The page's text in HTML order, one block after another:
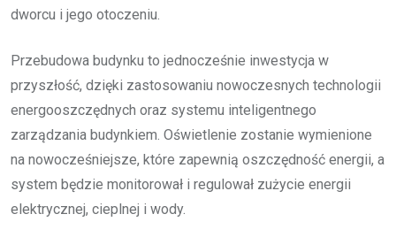
dworcu i jego otoczeniu.
Przebudowa budynku to jednocześnie inwestycja w
przyszłość, dzięki zastosowaniu nowoczesnych technologii
energooszczędnych oraz systemu inteligentnego
zarządzania budynkiem. Oświetlenie zostanie wymienione
na nowocześniejsze, które zapewnią oszczędność energii, a
system będzie monitorował i regulował zużycie energii
elektrycznej, cieplnej i wody.